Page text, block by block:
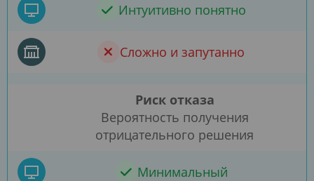
Интуитивно понятно
Сложно и запутанно
Риск отказа
Вероятность получения
отрицательного решения
Минимальный